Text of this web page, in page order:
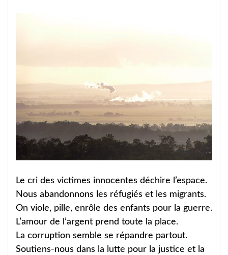
Le cri des victimes innocentes déchire l’espace.
Nous abandonnons les réfugiés et les migrants.
On viole, pille, enrôle des enfants pour la guerre.
L’amour de l’argent prend toute la place.
La corruption semble se répandre partout.
Soutiens-nous dans la lutte pour la justice et la